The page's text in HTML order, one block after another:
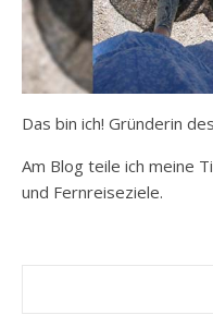
Das bin ich! Gründerin des
Am Blog teile ich meine
und Fernreiseziele.